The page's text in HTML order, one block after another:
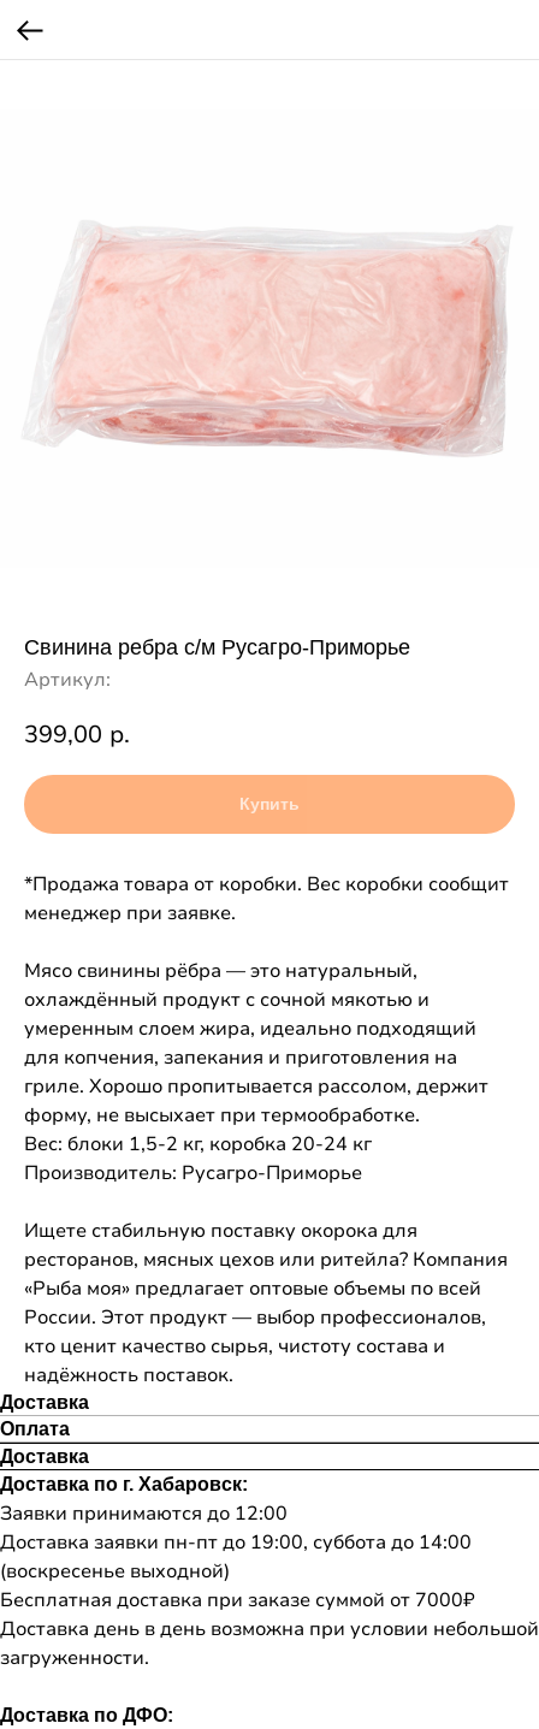
Свинина ребра с/м Русагро-Приморье
Артикул:
399,00 р.
Купить
*Продажа товара от коробки. Вес коробки сообщит
менеджер при заявке.
Мясо свинины рёбра — это натуральный,
охлаждённый продукт с сочной мякотью и
умеренным слоем жира, идеально подходящий
для копчения, запекания и приготовления на
гриле. Хорошо пропитывается рассолом, держит
форму, не высыхает при термообработке.
Вес: блоки 1,5-2 кг, коробка 20-24 кг
Производитель: Русагро-Приморье
Ищете стабильную поставку окорока для
ресторанов, мясных цехов или ритейла? Компания
«Рыба моя» предлагает оптовые объемы по всей
России. Этот продукт — выбор профессионалов,
кто ценит качество сырья, чистоту состава и
надёжность поставок.
Доставка
Оплата
Доставка
Доставка по г. Хабаровск:
Заявки принимаются до 12:00
Доставка заявки пн-пт до 19:00, суббота до 14:00
(воскресенье выходной)
Бесплатная доставка при заказе суммой от 7000₽
Доставка день в день возможна при условии небольшой
загруженности.
Доставка по ДФО: